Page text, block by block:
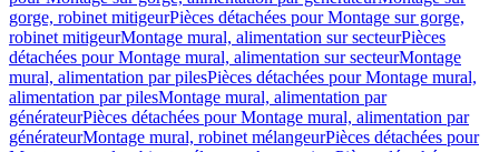
gorge, robinet mitigeurPièces détachées pour Montage sur gorge,
robinet mitigeurMontage mural, alimentation sur secteurPièces
détachées pour Montage mural, alimentation sur secteurMontage
mural, alimentation par pilesPièces détachées pour Montage mural,
alimentation par pilesMontage mural, alimentation par
générateurPièces détachées pour Montage mural, alimentation par
générateurMontage mural, robinet mélangeurPièces détachées pour